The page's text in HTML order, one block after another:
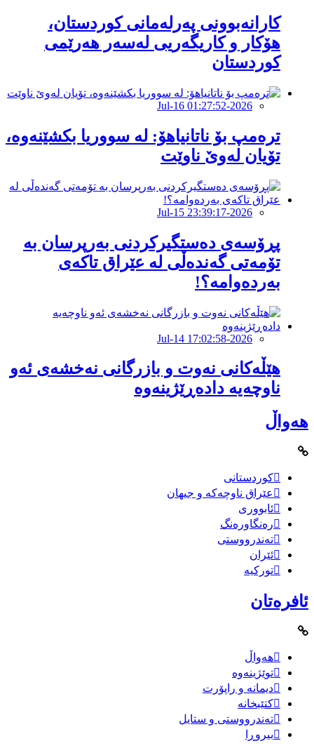
کارانەبوونی پەرلەمانی کوردستان،
هۆکار و کاریگەریی لەسەر هەرێمی
كوردستان
2026-Jul-16 01:27:52
ترەمپ بۆ ناتانیاهۆ: لە سووریا بکشێنەوە،
تۆیان لەوێ ناوێت
2026-Jul-15 23:39:17
پڕۆسەی دەستگیرکردنی بەرپرسان بە
تۆمەتی گەندەڵی لە عێراق تاكەی
بەردەوامە؟!
2026-Jul-14 17:02:58
هێڵەکانى نەوت و بازرگانى نەخشەى ئەو
ناوچەیە دادەڕێژینەوە
هەواڵ
کوردستانی
عێراق ناوچەکە و جیهان
ئابووری
رەنگاورەنگ
تەندرووستی
ئێران
تورکیە
ئافرەتان
هەواڵ
توێژینەوە
دیمانە و راپۆرت
کتێبخانە
تەندرووستی و ستایل
بیروڕا